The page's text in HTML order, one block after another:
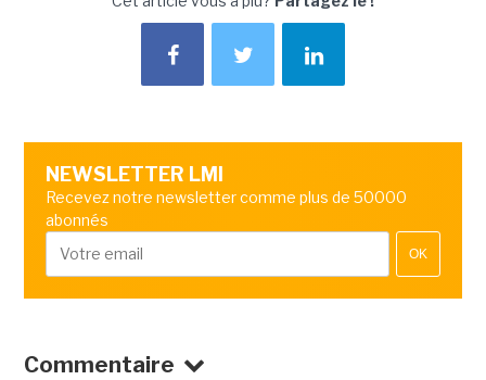
NEWSLETTER LMI
Recevez notre newsletter comme plus de 50000
abonnés
OK
Commentaire